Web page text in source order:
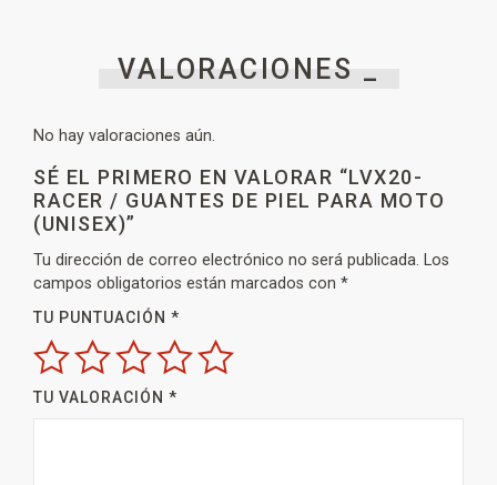
VALORACIONES _
No hay valoraciones aún.
SÉ EL PRIMERO EN VALORAR “LVX20-
RACER / GUANTES DE PIEL PARA MOTO
(UNISEX)”
Tu dirección de correo electrónico no será publicada. Los
campos obligatorios están marcados con *
TU PUNTUACIÓN *
TU VALORACIÓN *